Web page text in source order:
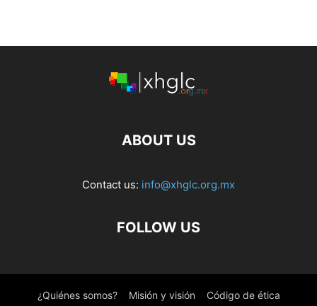
ABOUT US
Contact us: info@xhglc.org.mx
FOLLOW US
¿Quiénes somos? Misión y visión Código de ética